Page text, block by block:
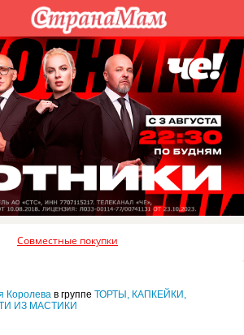
Совместные покупки
Королева в группе ТОРТЫ, КАПКЕЙКИ,
ИЗ МАСТИКИ